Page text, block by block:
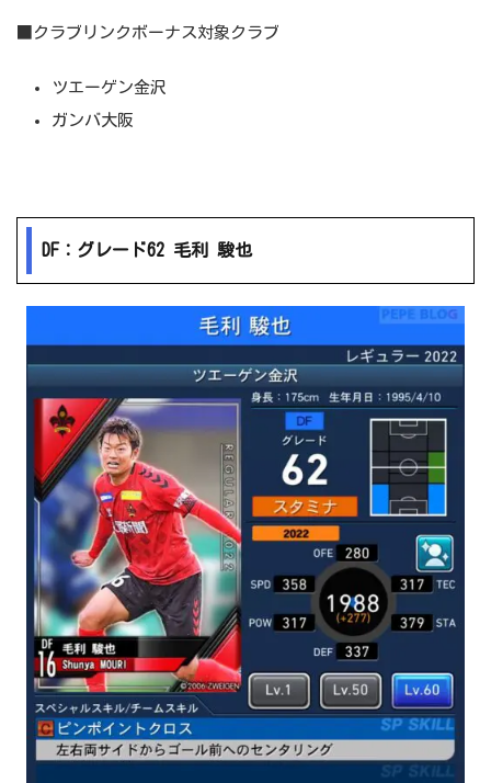
■クラブリンクボーナス対象クラブ
ツエーゲン金沢
ガンバ大阪
DF：グレード62 毛利 駿也